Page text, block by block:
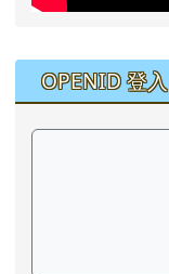
右邊區域內容
OPENID 登入